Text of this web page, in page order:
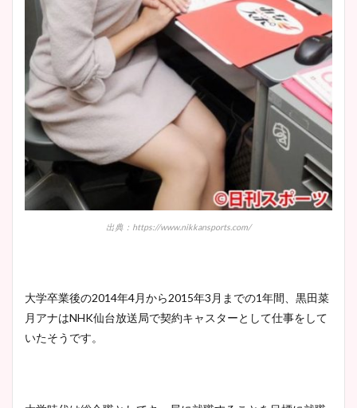
出典：https://www.nikkansports.com/
大学卒業後の2014年4月から2015年3月までの1年間、黒田菜
月アナはNHK仙台放送局で契約キャスターとして仕事をして
いたそうです。